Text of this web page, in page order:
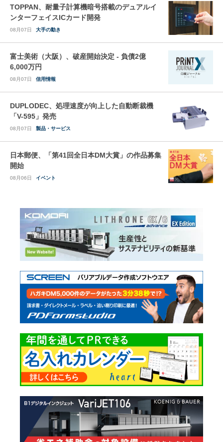
TOPPAN、耐量子計算機暗号搭載のデュアルイ
ンターフェイスICカード開発
08月07日 大手の動き
富士美術（大阪）、破産開始決定 - 負債2億
6,000万円
08月07日 信用情報
DUPLODEC、処理速度が向上した自動断裁機
「V-595」発売
08月07日 製品・サービス
日本郵便、「第41回全日本DM大賞」の作品募集
開始
08月06日 イベント